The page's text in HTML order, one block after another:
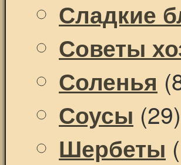
Сладкие
Советы
Соленья
Соусы (29)
Шербеты